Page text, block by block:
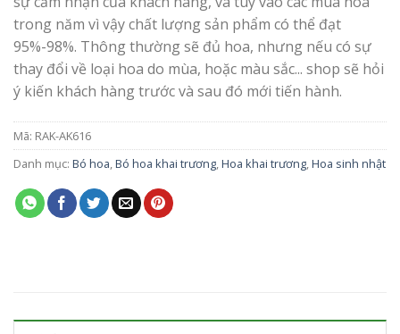
trong năm vì vậy chất lượng sản phẩm có thể đạt
95%-98%. Thông thường sẽ đủ hoa, nhưng nếu có sự
thay đổi về loại hoa do mùa, hoặc màu sắc... shop sẽ hỏi
ý kiến khách hàng trước và sau đó mới tiến hành.
Mã: RAK-AK616
Danh mục: Bó hoa,Bó hoa khai trương,Hoa khai trương,Hoa sinh nhật